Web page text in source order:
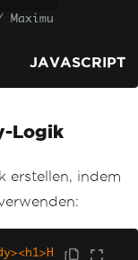
JAVASCRIPT
Logik
erstellen, indem